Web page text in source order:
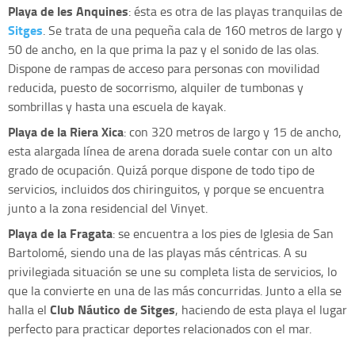
Playa de les Anquines: ésta es otra de las playas tranquilas de
Sitges. Se trata de una pequeña cala de 160 metros de largo y
50 de ancho, en la que prima la paz y el sonido de las olas.
Dispone de rampas de acceso para personas con movilidad
reducida, puesto de socorrismo, alquiler de tumbonas y
sombrillas y hasta una escuela de kayak.
Playa de la Riera Xica: con 320 metros de largo y 15 de ancho,
esta alargada línea de arena dorada suele contar con un alto
grado de ocupación. Quizá porque dispone de todo tipo de
servicios, incluidos dos chiringuitos, y porque se encuentra
junto a la zona residencial del Vinyet.
Playa de la Fragata: se encuentra a los pies de Iglesia de San
Bartolomé, siendo una de las playas más céntricas. A su
privilegiada situación se une su completa lista de servicios, lo
que la convierte en una de las más concurridas. Junto a ella se
halla el Club Náutico de Sitges, haciendo de esta playa el lugar
perfecto para practicar deportes relacionados con el mar.